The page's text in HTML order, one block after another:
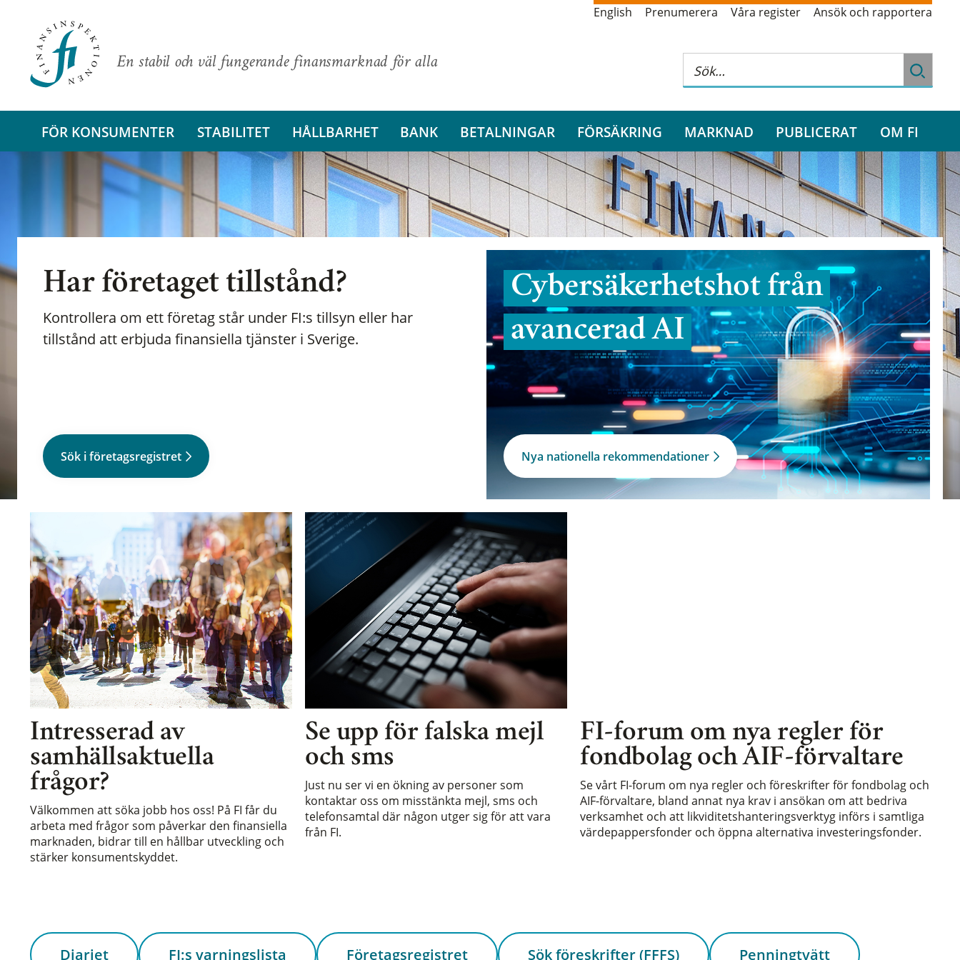
En stabil och väl fungerande finansmarknad för alla
English Prenumerera Våra register Ansök och rapportera
FÖR KONSUMENTER STABILITET HÅLLBARHET BANK BETALNINGAR FÖRSÄKRING MARKNAD PUBLICERAT OM FI
Har företaget tillstånd?
Kontrollera om ett företag står under FI:s tillsyn eller har
tillstånd att erbjuda finansiella tjänster i Sverige.
Sök i företagsregistret
Cybersäkerhetshot från
avancerad AI
Nya nationella rekommendationer
Intresserad av
samhällsaktuella
frågor?
Välkommen att söka jobb hos oss! På FI får du
arbeta med frågor som påverkar den finansiella
marknaden, bidrar till en hållbar utveckling och
stärker konsumentskyddet.
Se upp för falska mejl
och sms
Just nu ser vi en ökning av personer som
kontaktar oss om misstänkta mejl, sms och
telefonsamtal där någon utger sig för att vara
från FI.
FI-forum om nya regler för
fondbolag och AIF-förvaltare
Se vårt FI-forum om nya regler och föreskrifter för fondbolag och
AIF-förvaltare, bland annat nya krav i ansökan om att bedriva
verksamhet och att likviditetshanteringsverktyg införs i samtliga
värdepappersfonder och öppna alternativa investeringsfonder.
Diariet FI:s varningslista Företagsregistret Sök föreskrifter (FFFS) Penningtvätt